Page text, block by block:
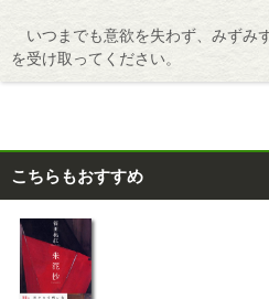
いつまでも意欲を失わず、みずみ
を受け取ってください。
こちらもおすすめ